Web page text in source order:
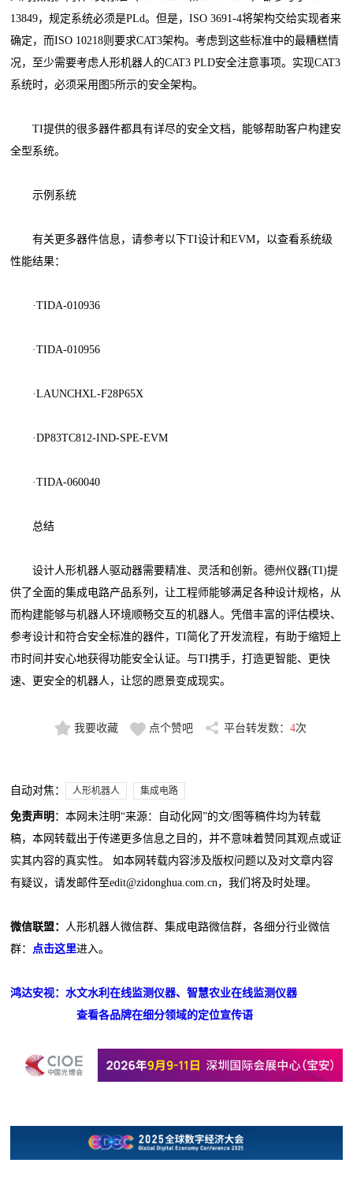
13849，规定系统必须是PLd。但是，ISO 3691-4将架构交给实现者来
确定，而ISO 10218则要求CAT3架构。考虑到这些标准中的最糟糕情
况，至少需要考虑人形机器人的CAT3 PLD安全注意事项。实现CAT3
系统时，必须采用图5所示的安全架构。
TI提供的很多器件都具有详尽的安全文档，能够帮助客户构建安
全型系统。
示例系统
有关更多器件信息，请参考以下TI设计和EVM，以查看系统级
性能结果：
·TIDA-010936
·TIDA-010956
·LAUNCHXL-F28P65X
·DP83TC812-IND-SPE-EVM
·TIDA-060040
总结
设计人形机器人驱动器需要精准、灵活和创新。德州仪器(TI)提
供了全面的集成电路产品系列，让工程师能够满足各种设计规格，从
而构建能够与机器人环境顺畅交互的机器人。凭借丰富的评估模块、
参考设计和符合安全标准的器件，TI简化了开发流程，有助于缩短上
市时间并安心地获得功能安全认证。与TI携手，打造更智能、更快
速、更安全的机器人，让您的愿景变成现实。
我要收藏 点个赞吧 平台转发数： 4次
自动对焦： 人形机器人 集成电路
免责声明 ：本网未注明“来源：自动化网”的文/图等稿件均为转载
稿，本网转载出于传递更多信息之目的，并不意味着赞同其观点或证
实其内容的真实性。 如本网转载内容涉及版权问题以及对文章内容
有疑议，请发邮件至edit@zidonghua.com.cn，我们将及时处理。
微信联盟： 人形机器人微信群、集成电路微信群，各细分行业微信
群： 点击这里进入。
鸿达安视：水文水利在线监测仪器、智慧农业在线监测仪器
查看各品牌在细分领域的定位宣传语